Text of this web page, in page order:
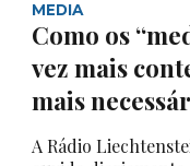
MEDIA
Como os
vez mais
mais
A Rádio